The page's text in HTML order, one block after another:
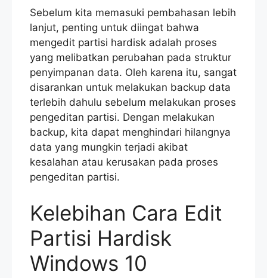
Sebelum kita memasuki pembahasan lebih
lanjut, penting untuk diingat bahwa
mengedit partisi hardisk adalah proses
yang melibatkan perubahan pada struktur
penyimpanan data. Oleh karena itu, sangat
disarankan untuk melakukan backup data
terlebih dahulu sebelum melakukan proses
pengeditan partisi. Dengan melakukan
backup, kita dapat menghindari hilangnya
data yang mungkin terjadi akibat
kesalahan atau kerusakan pada proses
pengeditan partisi.
Kelebihan Cara Edit
Partisi Hardisk
Windows 10